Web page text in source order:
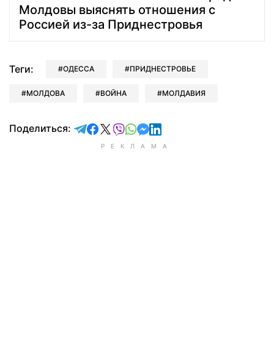
Молдовы выяснять отношения с
Россией из-за Приднестровья
Теги: ОДЕССА ПРИДНЕСТРОВЬЕ
МОЛДОВА ВОЙНА МОЛДАВИЯ
Поделиться: отправить в Telegram
поделиться в Facebook
поделиться в X
отправить в Viber
отправить в Whatsapp
отправить в Messenger
отправить в LinkedIn